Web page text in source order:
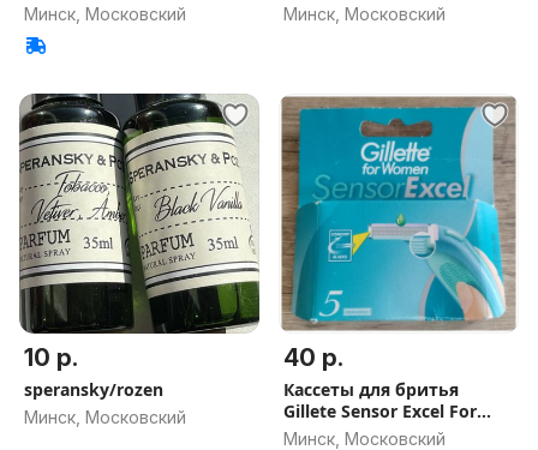
Минск, Московский Минск, Московский
10 р.
speransky/rozen
Минск, Московский
40 р.
Кассеты для бритья
Gillete Sensor Excel For
Women
Минск, Московский